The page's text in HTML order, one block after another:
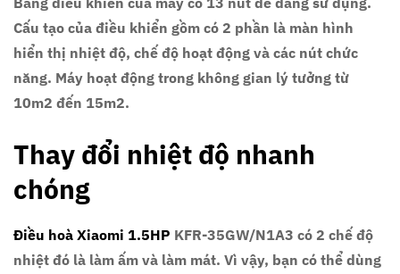
Cấu tạo của điều khiển gồm có 2 phần là màn hình
hiển thị nhiệt độ, chế độ hoạt động và các nút chức
năng. Máy hoạt động trong không gian lý tưởng từ
10m2 đến 15m2.
Thay đổi nhiệt độ nhanh
chóng
Điều hoà Xiaomi 1.5HP KFR-35GW/N1A3 có 2 chế độ
nhiệt đó là làm ấm và làm mát. Vì vậy, bạn có thể dùng